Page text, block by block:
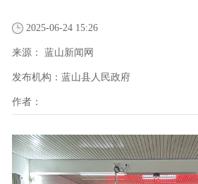
2025-06-24 15:26
来源： 蓝山新闻网
发布机构： 蓝山县人民政府
作者：